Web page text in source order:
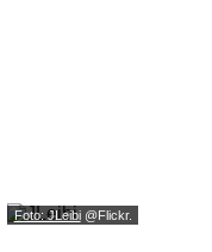
Foto: JLeibi@Flickr.